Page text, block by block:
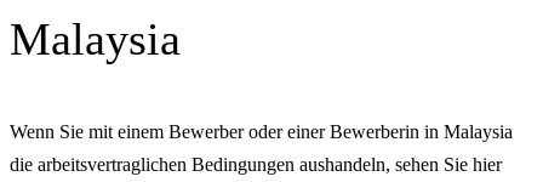
Malaysia
Wenn Sie mit einem Bewerber oder einer Bewerberin in Malaysia
die arbeitsvertraglichen Bedingungen aushandeln, sehen Sie hier